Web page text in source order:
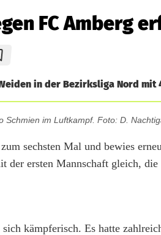
FC Amberg
in der Bezirksliga Nord mit
Schmien im Luftkampf. Foto: D.
sechsten Mal und bewies
ersten Mannschaft gleich,
kämpferisch. Es hatte